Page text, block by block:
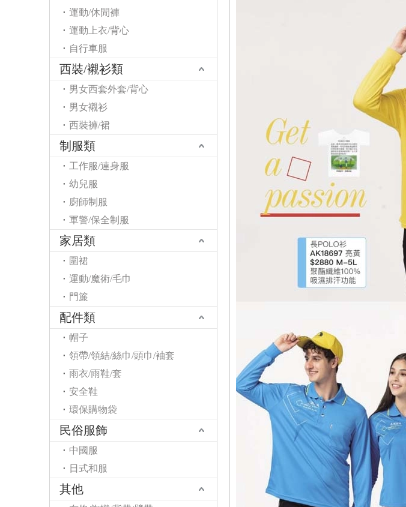
運動/休閒褲
運動上衣/背心
自行車服
西裝/襯衫類
男女西套外套/背心
男女襯衫
西裝褲/裙
制服類
工作服/連身服
幼兒服
廚師制服
軍警/保全制服
家居類
圍裙
運動/魔術/毛巾
門簾
配件類
帽子
領帶/領結/絲巾/頭巾/袖套
雨衣/雨鞋/套
安全鞋
環保購物袋
民俗服飾
中國服
日式和服
其他